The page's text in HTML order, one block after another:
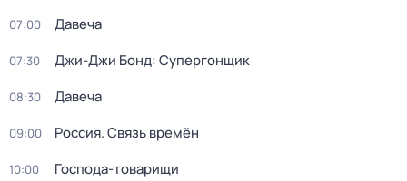
07:00 Давеча
07:30 Джи-Джи Бонд: Супергонщик
08:30 Давеча
09:00 Россия. Связь времён
10:00 Господа-товарищи